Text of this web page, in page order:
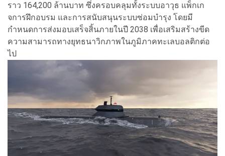
ราว 164,200 ล้านบาท ซึ่งครอบคลุมทั้งระบบอาวุธ แพ็กเก
จการฝึกอบรม และการสนับสนุนระบบซ่อมบำรุง โดยมี
กำหนดการส่งมอบเสร็จสิ้นภายในปี 2038 เพื่อเสริมสร้างขีด
ความสามารถทางยุทธนาวิกภาพในภูมิภาคทะเลบอลติกต่อ
ไป